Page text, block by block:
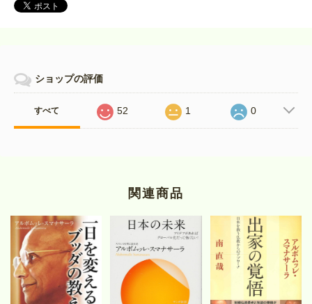
ショップの評価
すべて 52 1 0
関連商品